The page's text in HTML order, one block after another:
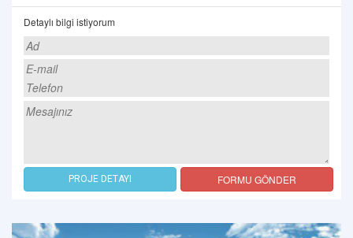
Detaylı bilgi istiyorum
PROJE DETAYI FORMU GÖNDER